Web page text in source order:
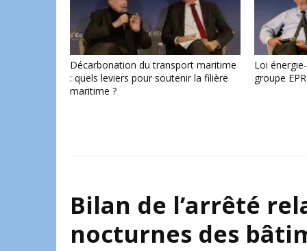
Décarbonation du transport maritime
: quels leviers pour soutenir la filière
maritime ?
Loi
groupe EPR
Bilan de l’arrêté
nocturnes des